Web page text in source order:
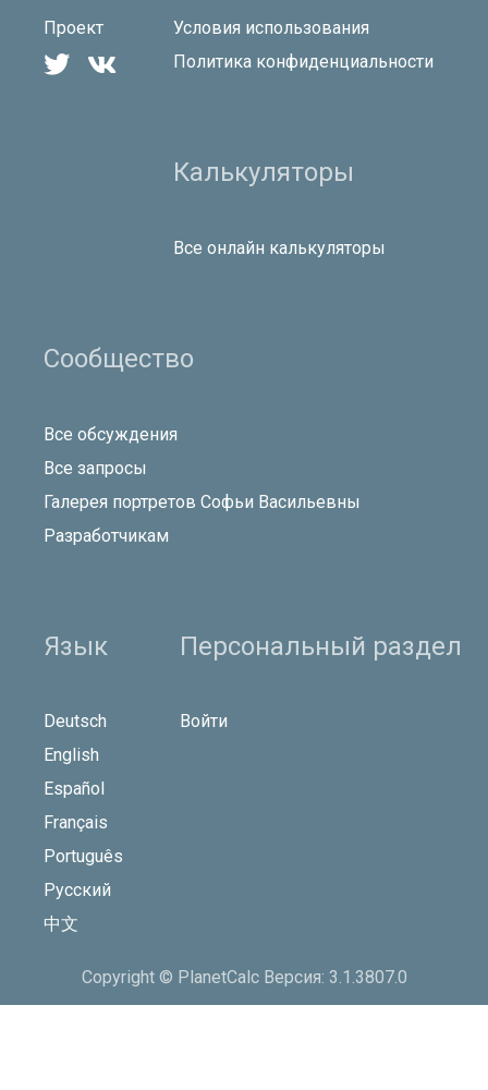
Проект
 
Условия использования
Политика конфиденциальности
Калькуляторы
Все онлайн калькуляторы
Сообщество
Все обсуждения
Все запросы
Галерея портретов Софьи Васильевны
Разработчикам
Язык
Deutsch
English
Español
Français
Português
Русский
中文
Персональный раздел
Войти
Copyright © PlanetCalc Версия: 3.1.3807.0